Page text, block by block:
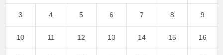
3 4 5 6 7 8 9
10 11 12 13 14 15 16